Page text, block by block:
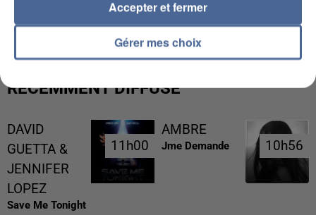
INTERPELLÉ EN ALGÉRIE
RÉCEMMENT DIFFUSÉ
DAVID
GUETTA &
JENNIFER
LOPEZ
Save Me Tonight
11h00
11h00
AMBRE
Jme Demande 10h56
10h56
Gérer mes choix
Accepter et fermer